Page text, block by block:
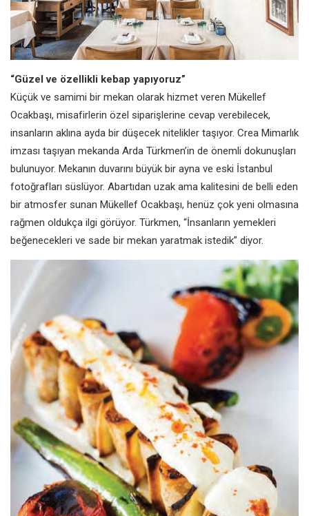
“Güzel ve özellikli kebap yapıyoruz”
Küçük ve samimi bir mekan olarak hizmet veren Mükellef
Ocakbaşı, misafirlerin özel siparişlerine cevap verebilecek,
insanların aklına ayda bir düşecek nitelikler taşıyor. Crea Mimarlık
imzası taşıyan mekanda Arda Türkmen’in de önemli dokunuşları
bulunuyor. Mekanın duvarını büyük bir ayna ve eski İstanbul
fotoğrafları süslüyor. Abartıdan uzak ama kalitesini de belli eden
bir atmosfer sunan Mükellef Ocakbaşı, henüz çok yeni olmasına
rağmen oldukça ilgi görüyor. Türkmen, “İnsanların yemekleri
beğenecekleri ve sade bir mekan yaratmak istedik” diyor.